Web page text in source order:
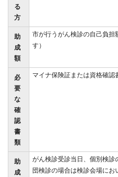
る
方
助
成
額
市が行うがん検診の自己負担
す）
必
要
な
確
認
書
類
マイナ保険証または資格確認
助
成
がん検診受診当日、個別検
団検診の場合は検診会場に